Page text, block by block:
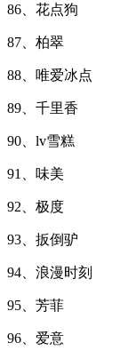
86、花点狗
87、柏翠
88、唯爱冰点
89、千里香
90、lv雪糕
91、味美
92、极度
93、扳倒驴
94、浪漫时刻
95、芳菲
96、爱意